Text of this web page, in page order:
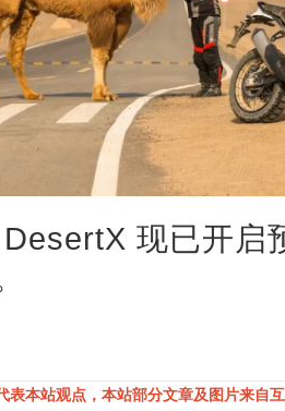
现已开启
表本站观点，本站部分文章及图片来自